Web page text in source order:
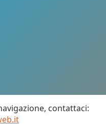
contattaci: